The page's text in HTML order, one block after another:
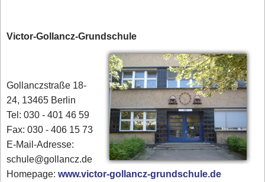
Victor-Gollancz-Grundschule
Gollanczstraße 18-
24, 13465 Berlin
Tel: 030 - 401 46 59
Fax: 030 - 406 15 73
E-Mail-Adresse:
schule@gollancz.de
Homepage:www.victor-gollancz-grundschule.de